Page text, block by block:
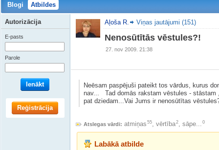
Blogi Atbildes
Aļoša R. Viņas jautājumi (151)
Nenosūtītās vēstules?!
27. nov 2009. 21:38
Neēsam paspējuši pateikt tos vārdus, kurus
nav... Tad domās rakstam vēstules -
pat dziedam...Vai Jums ir nenosūtītas
Atslegas vārdi: atmiņas 55, vērtība2, sāpe... 0
Labākā atbilde
Autorizācija
E-pasts
Parole
Ienākt
Reģistrācija